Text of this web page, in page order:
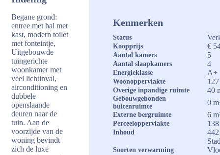
Begane grond:
entree met hal met
kast, modern toilet
met fonteintje,
Uitgebouwde
tuingerichte
woonkamer met
veel lichtinval,
airconditioning en
dubbele
openslaande
deuren naar de
tuin. Aan de
voorzijde van de
woning bevindt
zich de luxe
Kenmerken
Status
Koopprijs €
Aantal kamers 5
Aantal slaapkamers 4
Energieklasse A+
Woonoppervlakte
Overige inpandige ruimte 40
Gebouwgebonden
buitenruimte
0
Externe bergruimte 6
Perceeloppervlakte
Inhoud 442
Soorten verwarming